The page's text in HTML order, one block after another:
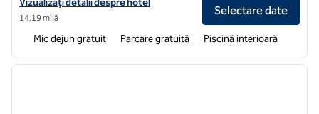
14,19 milă
Selectare date
Mic dejun gratuit Parcare gratuită Piscină interioară
1 din 12